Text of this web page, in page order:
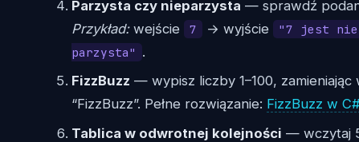
Parzysta czy nieparzysta — sprawdź
Przykład:wejście 7 → wyjście "7 jest
parzysta" .
FizzBuzz — wypisz liczby 1–100, zamieniając
“FizzBuzz”. Pełne rozwiązanie: FizzBuzz w
Tablica w odwrotnej kolejności — wczytaj